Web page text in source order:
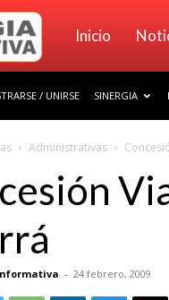
Sinergia
Inicio
/ UNIRSE SINERGIA
Administrativas
- 24 febrero, 2009